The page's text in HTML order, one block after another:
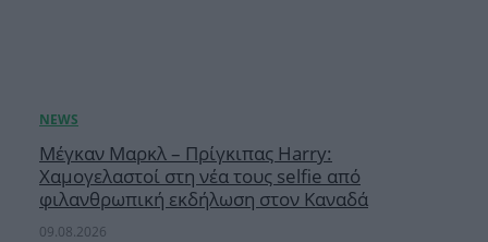
Μέγκαν Μαρκλ – Πρίγκιπας Harry:
Χαμογελαστοί στη νέα τους selfie από
φιλανθρωπική εκδήλωση στον Καναδά
09.08.2026